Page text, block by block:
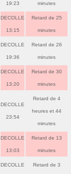
19:23 minutes
DECOLLE
13:15
Retard de 25
minutes
DECOLLE
19:36
Retard de 26
minutes
DECOLLE
13:20
Retard de 30
minutes
DECOLLE
23:54
Retard de 4
heures et 44
minutes
DECOLLE
13:03
Retard de 13
minutes
DECOLLE Retard de 3